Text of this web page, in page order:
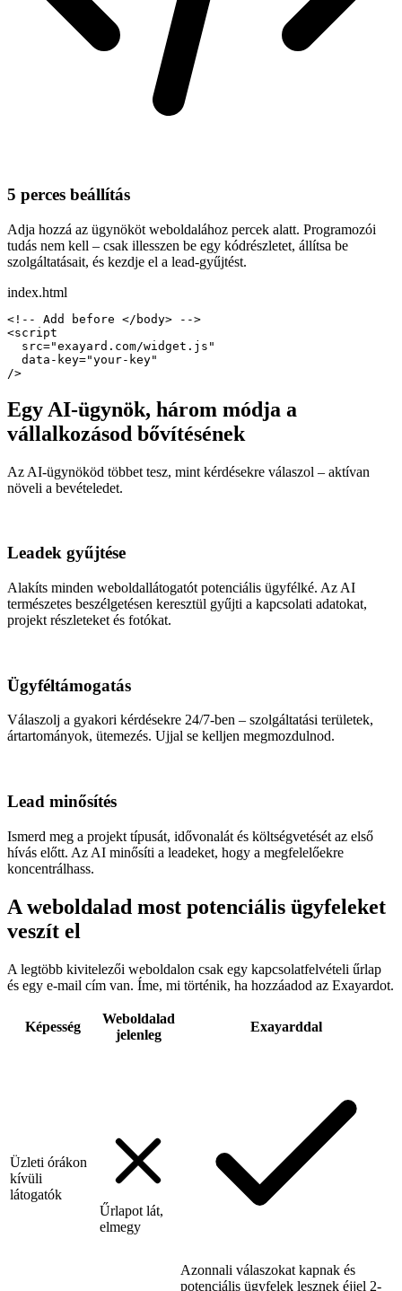
5 perces beállítás
Adja hozzá az ügynököt weboldalához percek alatt. Programozói
tudás nem kell – csak illesszen be egy kódrészletet, állítsa be
szolgáltatásait, és kezdje el a lead-gyűjtést.
index.html
<!-- Add before </body> -->
<script
src="exayard.com/widget.js"
data-key="your-key"
/>
Egy AI-ügynök, három módja a
vállalkozásod bővítésének
Az AI-ügynököd többet tesz, mint kérdésekre válaszol – aktívan
növeli a bevételedet.
Leadek gyűjtése
Alakíts minden weboldallátogatót potenciális ügyfélké. Az AI
természetes beszélgetésen keresztül gyűjti a kapcsolati adatokat,
projekt részleteket és fotókat.
Ügyféltámogatás
Válaszolj a gyakori kérdésekre 24/7-ben – szolgáltatási területek,
ártartományok, ütemezés. Ujjal se kelljen megmozdulnod.
Lead minősítés
Ismerd meg a projekt típusát, idővonalát és költségvetését az első
hívás előtt. Az AI minősíti a leadeket, hogy a megfelelőekre
koncentrálhass.
A weboldalad most potenciális ügyfeleket
veszít el
A legtöbb kivitelezői weboldalon csak egy kapcsolatfelvételi űrlap
és egy e-mail cím van. Íme, mi történik, ha hozzáadod az Exayardot.
Képesség
Weboldalad
jelenleg
Exayarddal
Üzleti órákon
kívüli
látogatók
Űrlapot lát,
elmegy
Azonnali válaszokat kapnak és
potenciális ügyfelek lesznek éjjel 2-